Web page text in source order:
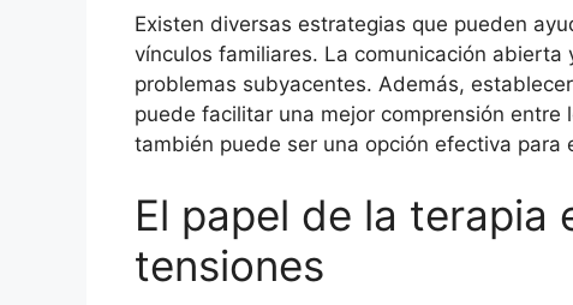
Existen diversas estrategias que pueden
vínculos familiares. La comunicación
problemas subyacentes. Además,
puede facilitar una mejor comprensión
también puede ser una opción efectiva para
El papel de la terapia
tensiones